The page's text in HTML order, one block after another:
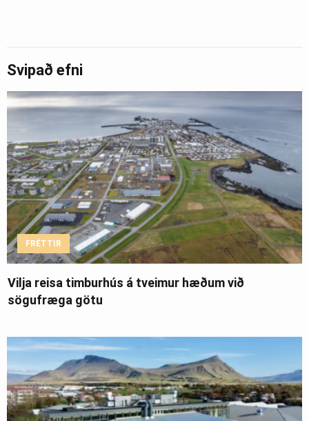
Svipað efni
FRÉTTIR
Vilja reisa timburhús á tveimur hæðum við
sögufræga götu